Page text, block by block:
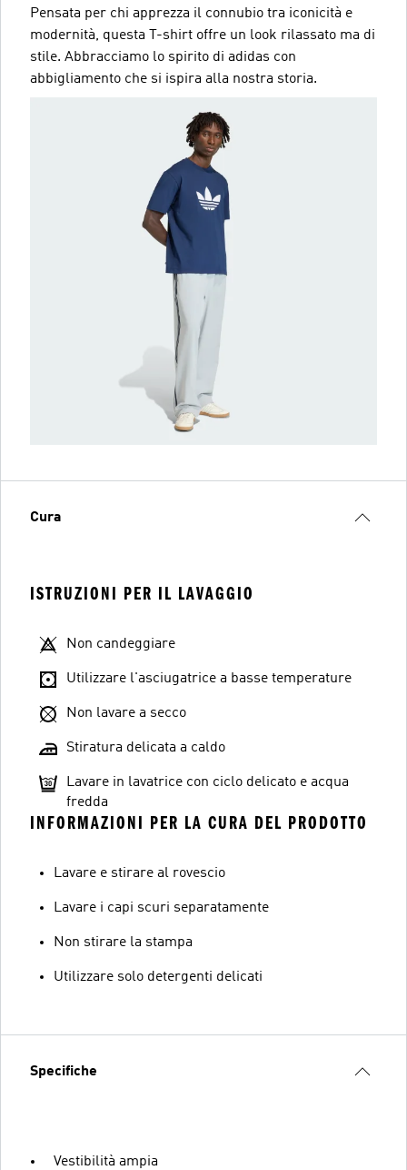
Pensata per chi apprezza il connubio tra iconicità e
modernità, questa T-shirt offre un look rilassato ma di
stile. Abbracciamo lo spirito di adidas con
abbigliamento che si ispira alla nostra storia.
Cura
ISTRUZIONI PER IL LAVAGGIO
Non candeggiare
Utilizzare l'asciugatrice a basse temperature
Non lavare a secco
Stiratura delicata a caldo
Lavare in lavatrice con ciclo delicato e acqua
fredda
INFORMAZIONI PER LA CURA DEL PRODOTTO
Lavare e stirare al rovescio
Lavare i capi scuri separatamente
Non stirare la stampa
Utilizzare solo detergenti delicati
Specifiche
Vestibilità ampia